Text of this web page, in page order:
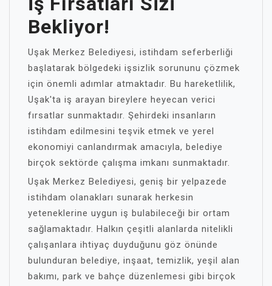
Bekliyor!
Uşak Merkez Belediyesi, istihdam seferberliği
başlatarak bölgedeki işsizlik sorununu çözmek
için önemli adımlar atmaktadır. Bu hareketlilik,
Uşak'ta iş arayan bireylere heyecan verici
fırsatlar sunmaktadır. Şehirdeki insanların
istihdam edilmesini teşvik etmek ve yerel
ekonomiyi canlandırmak amacıyla, belediye
birçok sektörde çalışma imkanı sunmaktadır.
Uşak Merkez Belediyesi, geniş bir yelpazede
istihdam olanakları sunarak herkesin
yeteneklerine uygun iş bulabileceği bir ortam
sağlamaktadır. Halkın çeşitli alanlarda nitelikli
çalışanlara ihtiyaç duyduğunu göz önünde
bulunduran belediye, inşaat, temizlik, yeşil alan
bakımı, park ve bahçe düzenlemesi gibi birçok